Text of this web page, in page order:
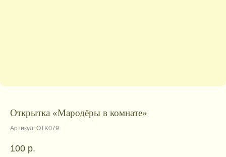
Открытка «Мародёры в комнате»
Артикул: OTK079
100 р.